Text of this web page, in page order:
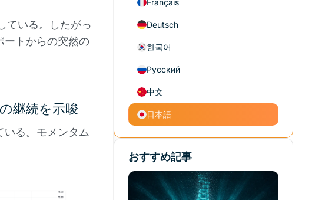
ている。したがっ
トからの突然の
継続を示唆
る。モメンタム
Français
Deutsch
한국어
Русский
中文
日本語
おすすめ記事